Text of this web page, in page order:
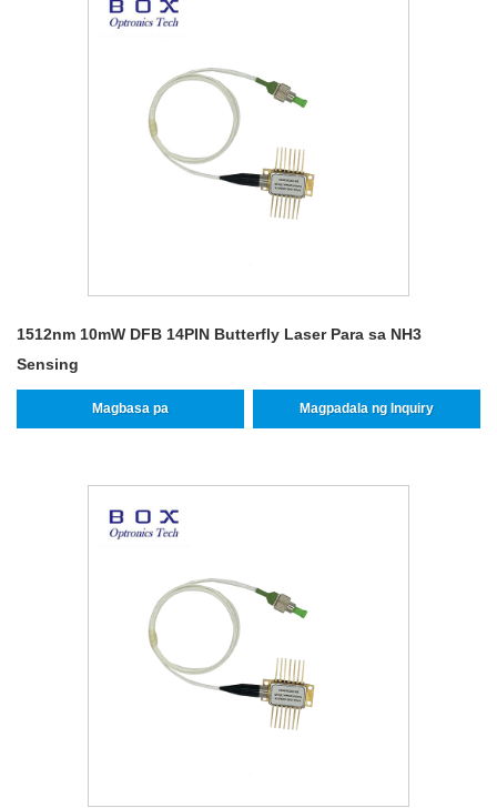
1512nm 10mW DFB 14PIN Butterfly Laser Para sa NH3
Sensing
Magbasa pa Magpadala ng Inquiry